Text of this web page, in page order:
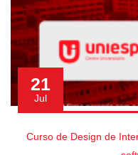
21
Jul
Curso de Design de